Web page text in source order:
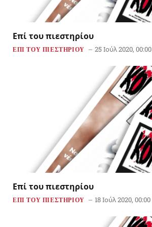
Επί του πιεστηρίου
ΕΠΙ ΤΟΥ ΠΙΕΣΤΗΡΙΟΥ 25 Ιούλ 2020, 00:00
Επί του πιεστηρίου
ΕΠΙ ΤΟΥ ΠΙΕΣΤΗΡΙΟΥ 18 Ιούλ 2020, 00:00